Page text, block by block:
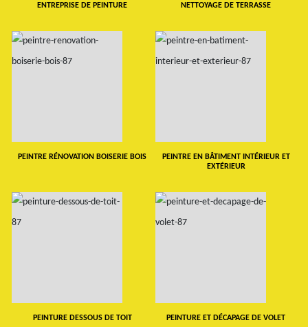
ENTREPRISE DE PEINTURE NETTOYAGE DE TERRASSE
PEINTRE RÉNOVATION BOISERIE BOIS
PEINTRE EN BÂTIMENT INTÉRIEUR ET
EXTÉRIEUR
PEINTURE DESSOUS DE TOIT PEINTURE ET DÉCAPAGE DE VOLET